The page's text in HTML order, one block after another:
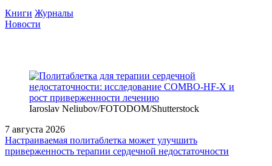
Книги Журналы
Новости
Iaroslav Neliubov/FOTODOM/Shutterstoсk
7 августа 2026
Настраиваемая политаблетка может улучшить
приверженность терапии сердечной недостаточности